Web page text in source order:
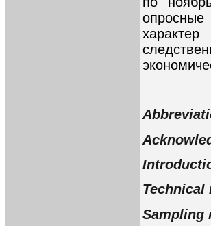
опросные
Technical
Sampling